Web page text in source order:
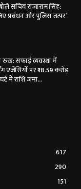
सचिव राजाराम सिंह:
प्रबंधन और पुलिस तत्पर’
रुख: सफाई व्यवस्था में
एजेंसियों पर ₹18.59 करोड़
में राशि जमा...
617
290
151